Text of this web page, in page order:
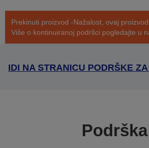
Prekinuti proizvod -Nažalost, ovaj
Više o kontinuiranoj podršci pogledajte u
IDI NA STRANICU PODRŠKE
Podrška